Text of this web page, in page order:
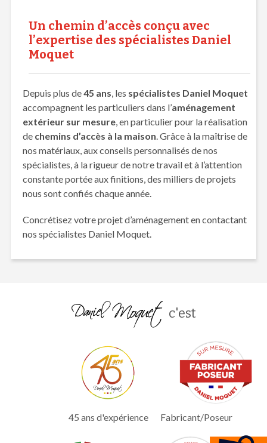
Un chemin d’accès conçu avec
l’expertise des spécialistes Daniel
Moquet
Depuis plus de45 ans , les spécialistes Daniel Moquet
accompagnent les particuliers dans l’aménagement
extérieur sur mesure, en particulier pour la réalisation
de chemins d’accès à la maison . Grâce à la maîtrise de
nos matériaux, aux conseils personnalisés de nos
spécialistes, à la rigueur de notre travail et à l’attention
constante portée aux finitions, des milliers de projets
nous sont confiés chaque année.
Concrétisez votre projet d’aménagement en contactant
nos spécialistes Daniel Moquet.
c'est
45 ans d'expérience Fabricant/Poseur